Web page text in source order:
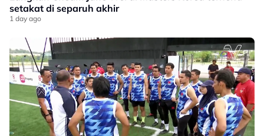
setakat di separuh akhir
1 day ago